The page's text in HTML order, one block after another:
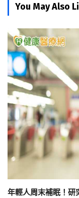
You May Also
年輕人周末補眠！